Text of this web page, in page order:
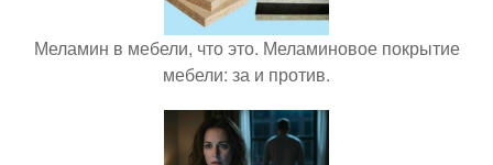
Меламин в мебели, что это. Меламиновое покрытие
мебели: за и против.